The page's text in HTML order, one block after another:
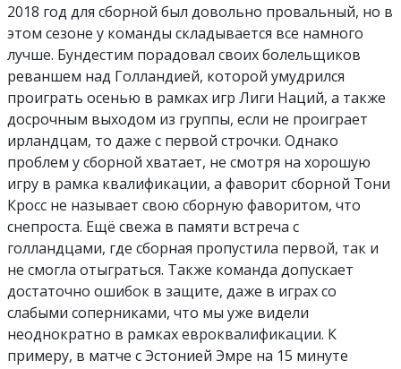
2018 год для сборной был довольно провальный, но в
этом сезоне у команды складывается все намного
лучше. Бундестим порадовал своих болельщиков
реваншем над Голландией, которой умудрился
проиграть осенью в рамках игр Лиги Наций, а также
досрочным выходом из группы, если не проиграет
ирландцам, то даже с первой строчки. Однако
проблем у сборной хватает, не смотря на хорошую
игру в рамка квалификации, а фаворит сборной Тони
Кросс не называет свою сборную фаворитом, что
снепроста. Ещё свежа в памяти встреча с
голландцами, где сборная пропустила первой, так и
не смогла отыграться. Также команда допускает
достаточно ошибок в защите, даже в играх со
слабыми соперниками, что мы уже видели
неоднократно в рамках евроквалификации. К
примеру, в матче с Эстонией Эмре на 15 минуте